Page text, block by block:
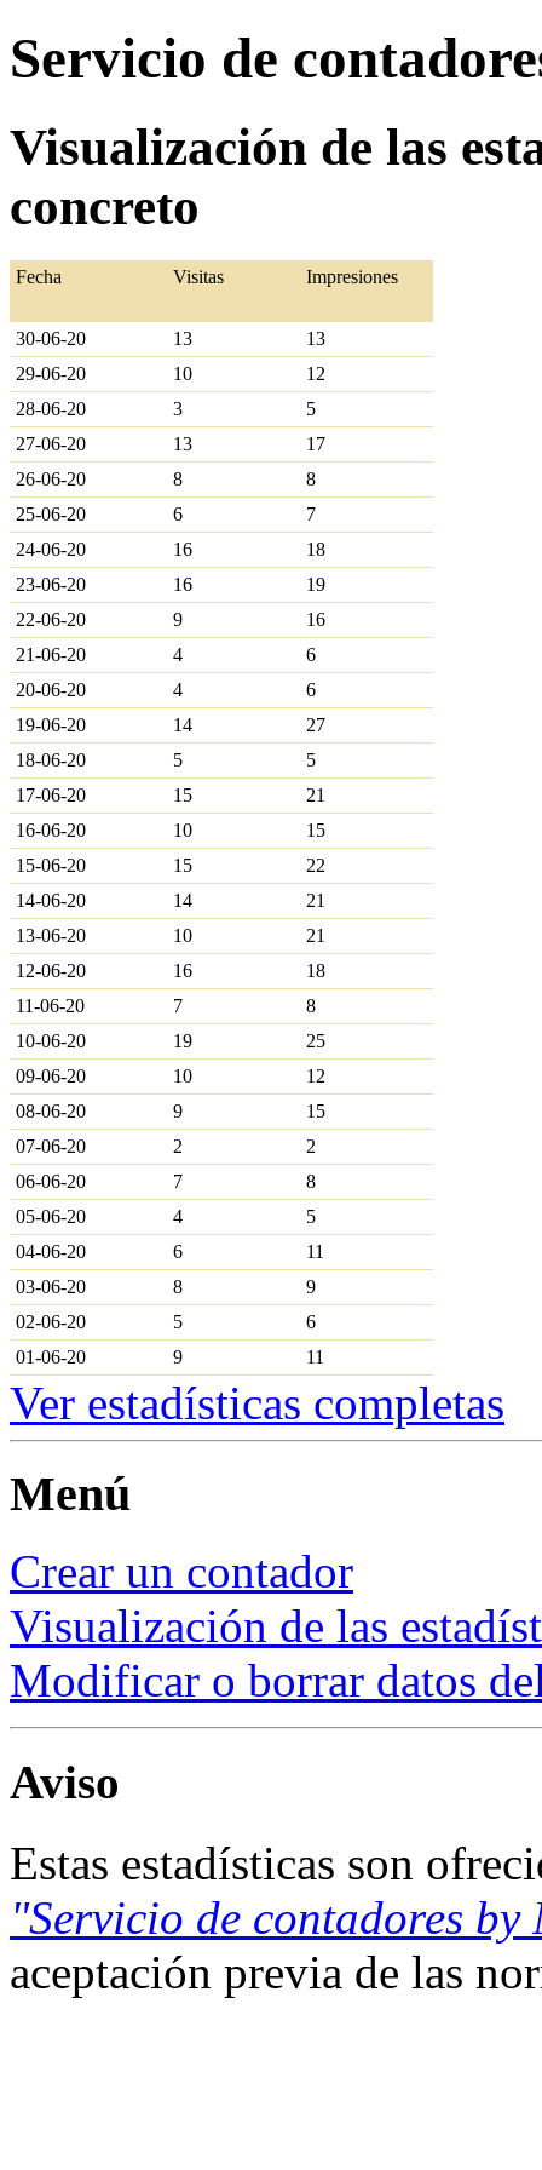
Servicio de
Visualización de las
concreto
Fecha Visitas Impresiones
30-06-20 13
13
29-06-20
10
12
28-06-20
3
5
27-06-20
13
17
26-06-20
8
8
25-06-20
6
7
24-06-20
16
18
23-06-20
16
19
22-06-20
9
16
21-06-20
4
6
20-06-20
4
6
19-06-20
14
27
18-06-20
5
5
17-06-20
15
21
16-06-20
10
15
15-06-20
15
22
14-06-20
14
21
13-06-20
10
21
12-06-20
16
18
11-06-20
7
8
10-06-20
19
25
09-06-20
10
12
08-06-20
9
15
07-06-20
2
2
06-06-20
7
8
05-06-20
4
5
04-06-20
6
11
03-06-20
8
9
02-06-20
5
6
01-06-20
9 11
Ver estadísticas completas
Menú
Crear un contador
Visualización de las
Modificar o borrar datos
Aviso
Estas estadísticas son
"Servicio de contadores by
aceptación previa de las